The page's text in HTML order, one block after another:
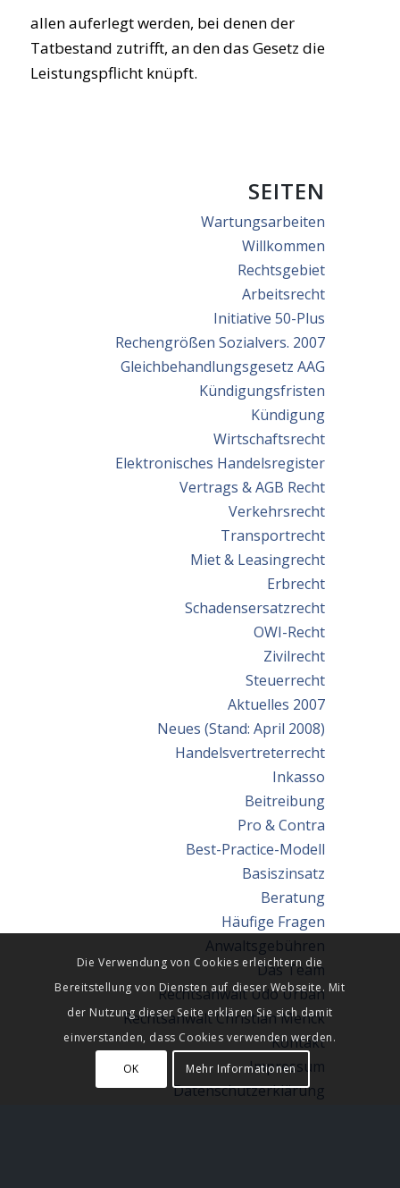
allen auferlegt werden, bei denen der
Tatbestand zutrifft, an den das Gesetz die
Leistungspflicht knüpft.
SEITEN
Wartungsarbeiten
Willkommen
Rechtsgebiet
Arbeitsrecht
Initiative 50-Plus
Rechengrößen Sozialvers. 2007
Gleichbehandlungsgesetz AAG
Kündigungsfristen
Kündigung
Wirtschaftsrecht
Elektronisches Handelsregister
Vertrags & AGB Recht
Verkehrsrecht
Transportrecht
Miet & Leasingrecht
Erbrecht
Schadensersatzrecht
OWI-Recht
Zivilrecht
Steuerrecht
Aktuelles 2007
Neues (Stand: April 2008)
Handelsvertreterrecht
Inkasso
Beitreibung
Pro & Contra
Best-Practice-Modell
Basiszinsatz
Beratung
Häufige Fragen
Anwaltsgebühren
Das Team
Rechtsanwalt Udo Urban
Rechtsanwalt Christian Menck
Kontakt
Impressum
Datenschutzerklärung
Die Verwendung von Cookies erleichtern die
Bereitstellung von Diensten auf dieser Webseite. Mit
der Nutzung dieser Seite erklären Sie sich damit
einverstanden, dass Cookies verwenden werden.
OK Mehr Informationen